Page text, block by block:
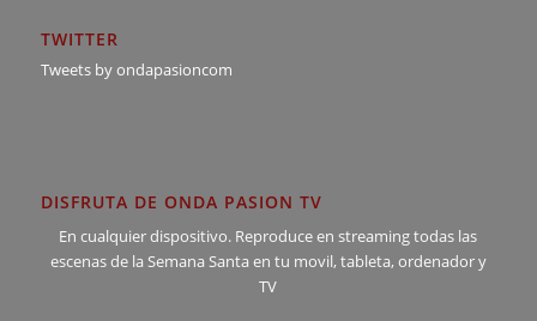
TWITTER
Tweets by ondapasioncom
DISFRUTA DE ONDA PASION TV
En cualquier dispositivo. Reproduce en streaming todas las
escenas de la Semana Santa en tu movil, tableta, ordenador y
TV